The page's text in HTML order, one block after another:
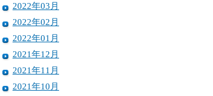
2022年03月
2022年02月
2022年01月
2021年12月
2021年11月
2021年10月